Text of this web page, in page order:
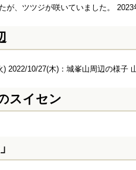
が、ツツジが咲いていました。
2022/10/27(木)：城峯山周辺の様子
スイセン